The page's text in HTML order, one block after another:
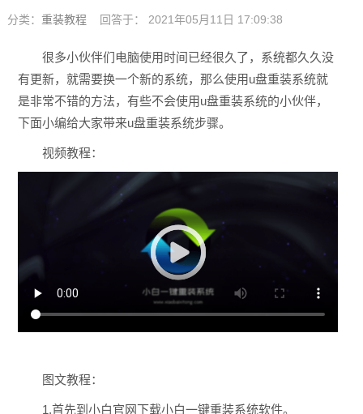
分类： 重装教程 回答于： 2021年05月11日 17:09:38
很多小伙伴们电脑使用时间已经很久了，系统都久久没
有更新，就需要换一个新的系统，那么使用u盘重装系统就
是非常不错的方法，有些不会使用u盘重装系统的小伙伴，
下面小编给大家带来u盘重装系统步骤。
视频教程：
图文教程：
1.首先到小白官网下载小白一键重装系统软件。